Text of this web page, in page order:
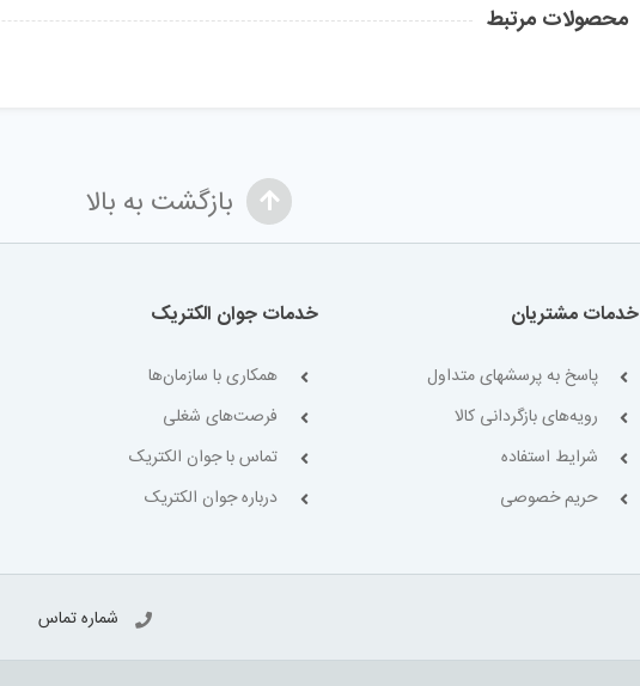
محصولات مرتبط
بازگشت به بالا
خدمات مشتریان
پاسخ به پرسشهای متداول
رویه‌های بازگردانی کالا
شرایط استفاده
حریم خصوصی
خدمات جوان الکتریک
همکاری با سازمان‌ها
فرصت‌های شغلی
تماس با جوان الکتریک
درباره جوان الکتریک
شماره تماس